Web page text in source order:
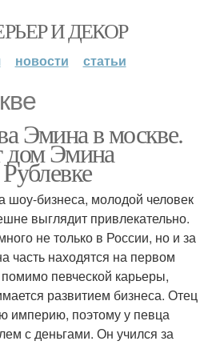
И ДЕКОР
новости статьи
Эмина в москве.
дом Эмина
шоу-бизнеса, молодой человек
выглядит привлекательно.
не только в России, но и за
часть находятся на первом
певческой карьеры,
развитием бизнеса. Отец
империю, поэтому у певца
с деньгами. Он учился за